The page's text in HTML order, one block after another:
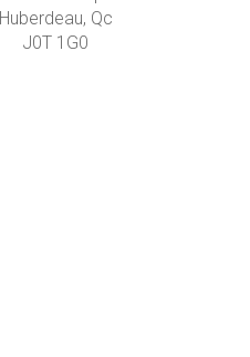
Huberdeau, Qc
J0T 1G0